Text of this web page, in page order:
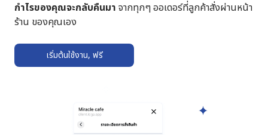
กำไรของคุณจะกลับคืนมา จากทุกๆ ออเดอร์ที่ลูกค้าสั่งผ่านหน้า
ร้าน ของคุณเอง
เริ่มต้นใช้งาน, ฟรี➔